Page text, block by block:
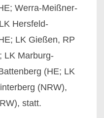
Werra-Meißner-
Hersfeld-
LK Gießen, RP
LK Marburg-
(HE; LK
(NRW),
statt.